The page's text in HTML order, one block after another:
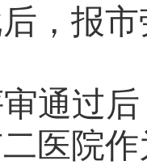
，报
审通过
医院